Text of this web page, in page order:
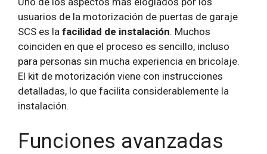
usuarios de la motorización de puertas de garaje
SCS es la facilidad de instalación. Muchos
coinciden en que el proceso es sencillo, incluso
para personas sin mucha experiencia en bricolaje.
El kit de motorización viene con instrucciones
detalladas, lo que facilita considerablemente la
instalación.
Funciones avanzadas